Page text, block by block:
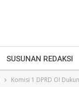
SUSUNAN REDAKSI
Komisi 1 DPRD OI